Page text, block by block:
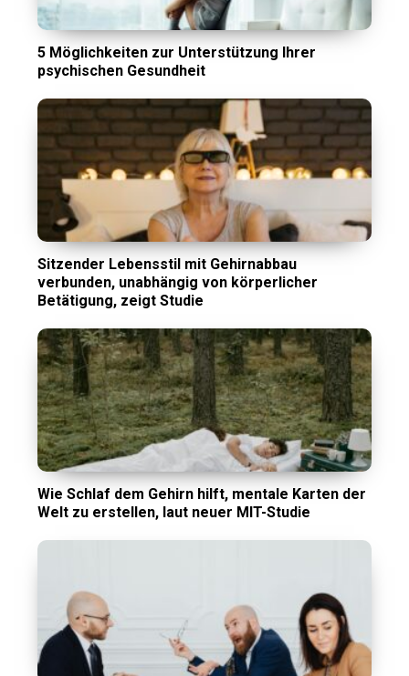
5 Möglichkeiten zur Unterstützung Ihrer
psychischen Gesundheit
Sitzender Lebensstil mit Gehirnabbau
verbunden, unabhängig von körperlicher
Betätigung, zeigt Studie
Wie Schlaf dem Gehirn hilft, mentale Karten der
Welt zu erstellen, laut neuer MIT-Studie